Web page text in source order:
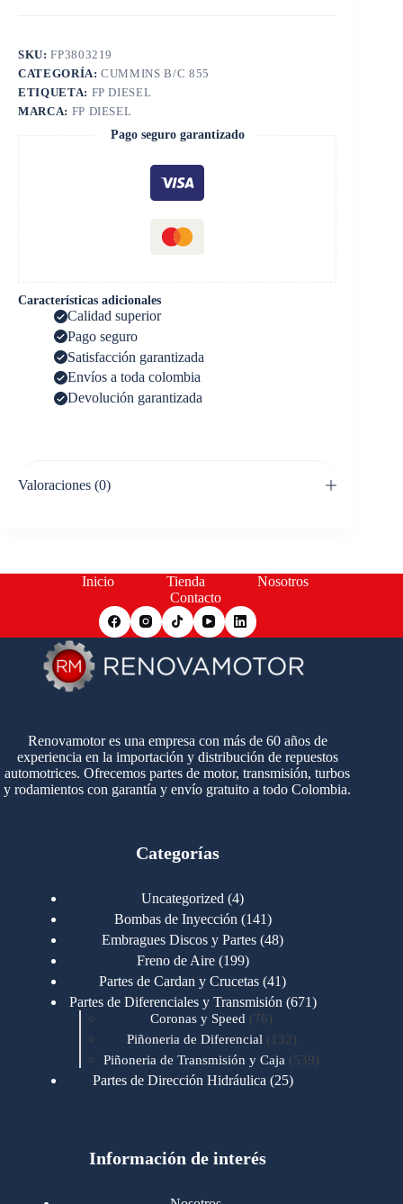
SKU:FP3803219
CATEGORÍA:CUMMINS B/C 855
ETIQUETA: FP DIESEL
MARCA: FP DIESEL
Pago seguro garantizado
Características adicionales
Calidad superior
Pago seguro
Satisfacción garantizada
Envíos a toda colombia
Devolución garantizada
Valoraciones (0)
Inicio Tienda
Nosotros
Contacto
Renovamotor es una empresa con más de 60 años de
experiencia en la importación y distribución de repuestos
automotrices. Ofrecemos partes de motor, transmisión, turbos
y rodamientos con garantía y envío gratuito a todo Colombia.
Categorías
Uncategorized 44
productos
Bombas de Inyección 141141
productos
Embragues Discos y Partes 4848
Freno de Aire 199199
productos
Partes de Cardan y Crucetas 4141
productos
Partes de Diferenciales y Transmisión 671671
Coronas y Speed 7676
productos
Piñoneria de Diferencial 132 132
productos
Piñoneria de Transmisión y Caja 539539
Partes de Dirección Hidráulica 2525
Motores Cummins 723
Información de interés